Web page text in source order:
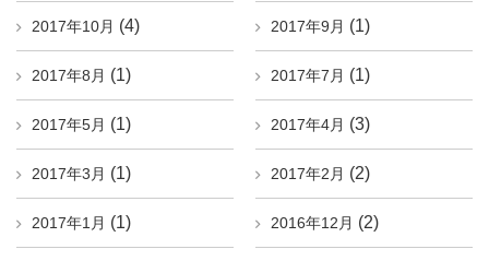
2017年10月 (4) 2017年9月 (1)
2017年8月 (1) 2017年7月 (1)
2017年5月 (1) 2017年4月 (3)
2017年3月 (1) 2017年2月 (2)
2017年1月 (1) 2016年12月 (2)